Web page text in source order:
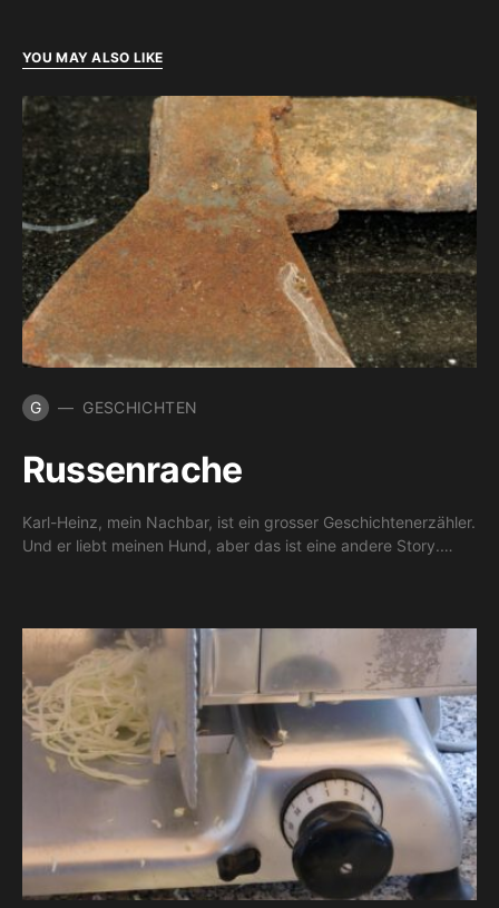
YOU MAY ALSO LIKE
G GESCHICHTEN
Russenrache
Karl-Heinz, mein Nachbar, ist ein grosser Geschichtenerzähler.
Und er liebt meinen Hund, aber das ist eine andere Story.…